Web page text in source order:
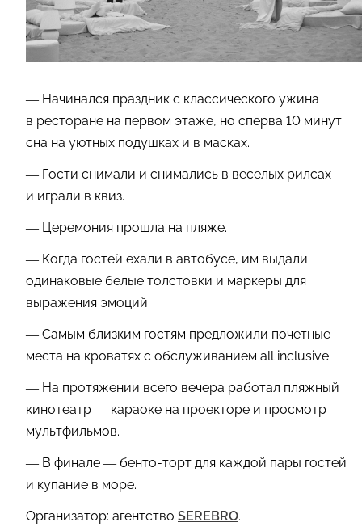
— Начинался праздник с классического ужина
в ресторане на первом этаже, но сперва 10 минут
сна на уютных подушках и в масках.
— Гости снимали и снимались в веселых рилсах
и играли в квиз.
— Церемония прошла на пляже.
— Когда гостей ехали в автобусе, им выдали
одинаковые белые толстовки и маркеры для
выражения эмоций.
— Самым близким гостям предложили почетные
места на кроватях с обслуживанием all inclusive.
— На протяжении всего вечера работал пляжный
кинотеатр — караоке на проекторе и просмотр
мультфильмов.
— В финале — бенто-торт для каждой пары гостей
и купание в море.
Организатор: агентство SEREBRO.